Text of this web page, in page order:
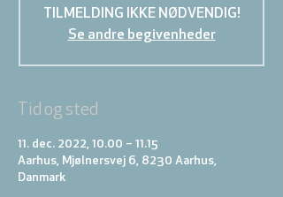
TILMELDING IKKE NØDVENDIG!
Se andre begivenheder
Tid og sted
11. dec. 2022, 10.00 – 11.15
Aarhus, Mjølnersvej 6, 8230 Aarhus,
Danmark